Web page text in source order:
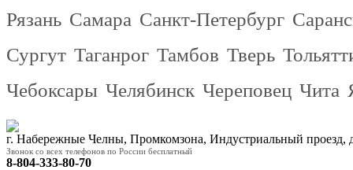
Рязань Самара Санкт-Петербург
Сургут Таганрог Тамбов Тверь
Чебоксары Челябинск Череповец Чита
г. Набережные Челны, Промкомзона, Индустриальный
Звонок со всех телефонов по России бесплатный
8-804-333-80-70